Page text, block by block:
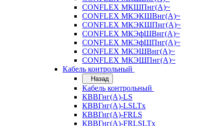
CONFLEX МКШПнг(А)~
CONFLEX МКЭКШВнг(А)~
CONFLEX МКЭКШПнг(А)~
CONFLEX МКЭфШВнг(А)~
CONFLEX МКЭфШПнг(А)~
CONFLEX МКЭШВнг(А)~
CONFLEX МКЭШПнг(А)~
Кабель контрольный
Назад
Кабель контрольный
КВВГнг(А)-LS
КВВГнг(А)-LSLTx
КВВГнг(А)-FRLS
КВВГнг(А)-FRLSLTx